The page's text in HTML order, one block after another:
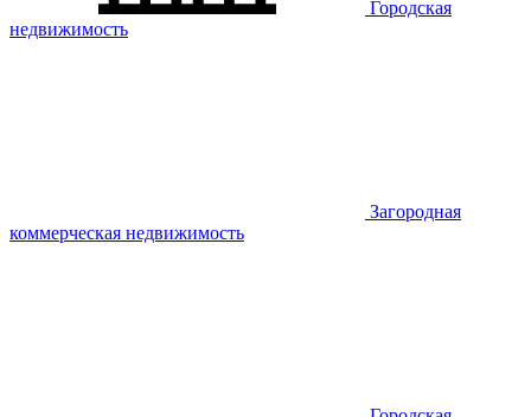
Городская
недвижимость
Загородная
коммерческая недвижимость